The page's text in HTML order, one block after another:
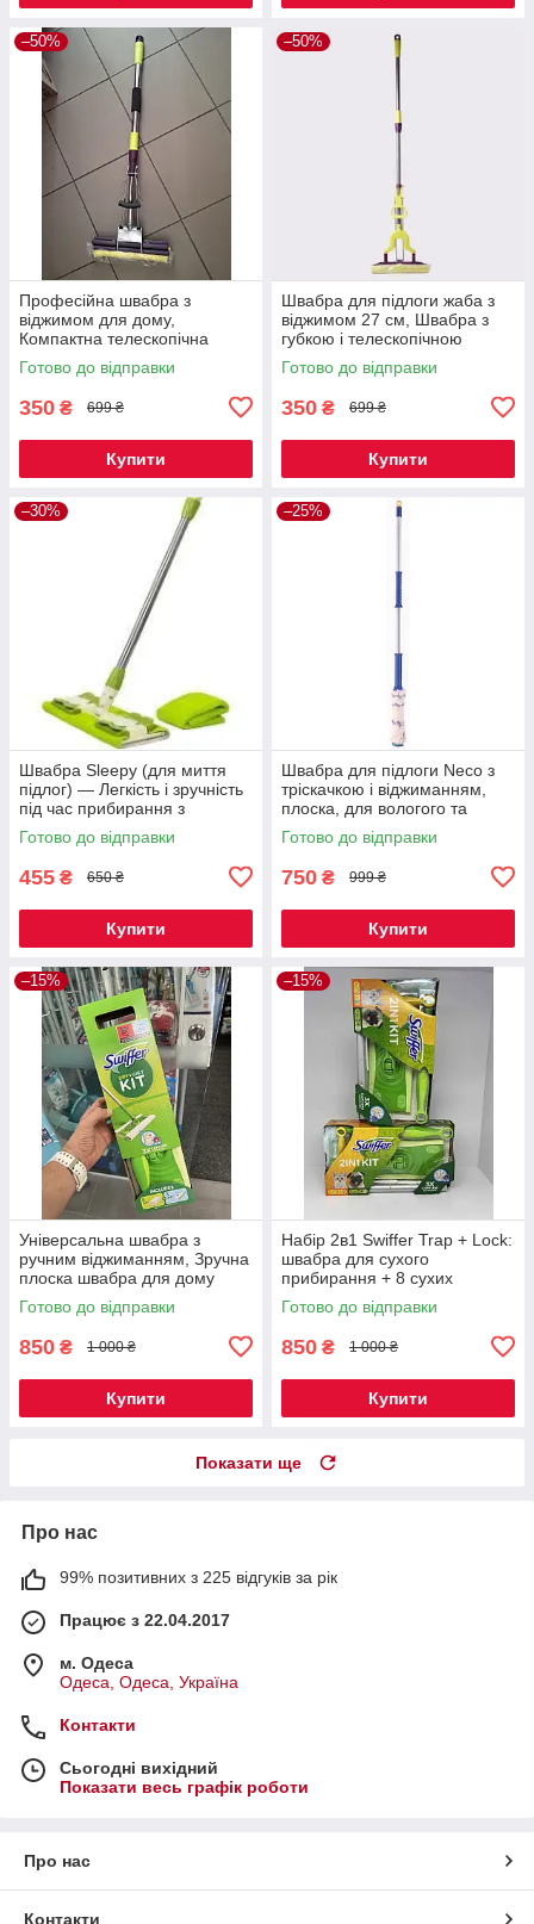
–50%
Професійна швабра з
віджимом для дому,
Компактна телескопічна
швабра для прибирання
підлоги
Готово до відправки
350 ₴ 699 ₴
Купити
–50%
Швабра для підлоги жаба з
віджимом 27 см, Швабра з
губкою і телескопічною
ручкою для дому
Готово до відправки
350 ₴ 699 ₴
Купити
–30%
Швабра Sleepy (для миття
підлог) — Легкість і зручність
під час прибирання з
Вологими Серветками
Готово до відправки
455 ₴ 650 ₴
Купити
–25%
Швабра для підлоги Neco з
тріскачкою і віджиманням,
плоска, для вологого та
сухого прибирання
Готово до відправки
750 ₴ 999 ₴
Купити
–15%
Універсальна швабра з
ручним віджиманням, Зручна
плоска швабра для дому
Swiffer Starter Kit 8D+3W
Готово до відправки
850 ₴ 1 000 ₴
Купити
–15%
Набір 2в1 Swiffer Trap + Lock:
швабра для сухого
прибирання + 8 сухих
серветок і щітка для
видалення пилу
Готово до відправки
850 ₴ 1 000 ₴
Купити
Показати ще
Про нас
99% позитивних з 225 відгуків за рік
Працює з 22.04.2017
м. Одеса
Одеса, Одеса, Україна
Контакти
Сьогодні вихідний
Показати весь графік роботи
Про нас
Контакти